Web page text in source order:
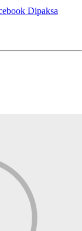
Dipaksa